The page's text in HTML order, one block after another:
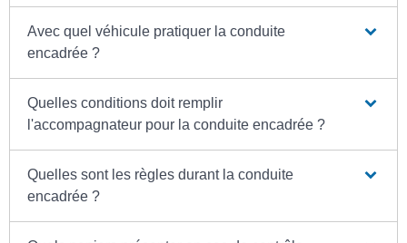
Avec quel véhicule pratiquer la conduite
encadrée ?
Quelles conditions doit remplir
l'accompagnateur pour la conduite encadrée ?
Quelles sont les règles durant la conduite
encadrée ?